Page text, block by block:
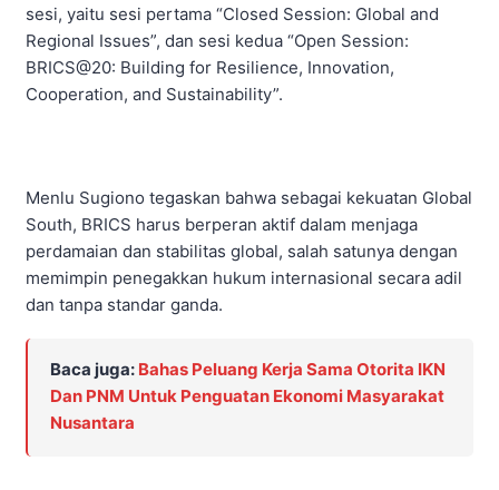
sesi, yaitu sesi pertama “Closed Session: Global and
Regional Issues”, dan sesi kedua “Open Session:
BRICS@20: Building for Resilience, Innovation,
Cooperation, and Sustainability”.
Menlu Sugiono tegaskan bahwa sebagai kekuatan Global
South, BRICS harus berperan aktif dalam menjaga
perdamaian dan stabilitas global, salah satunya dengan
memimpin penegakkan hukum internasional secara adil
dan tanpa standar ganda.
Baca juga: Bahas Peluang Kerja Sama Otorita IKN
Dan PNM Untuk Penguatan Ekonomi Masyarakat
Nusantara